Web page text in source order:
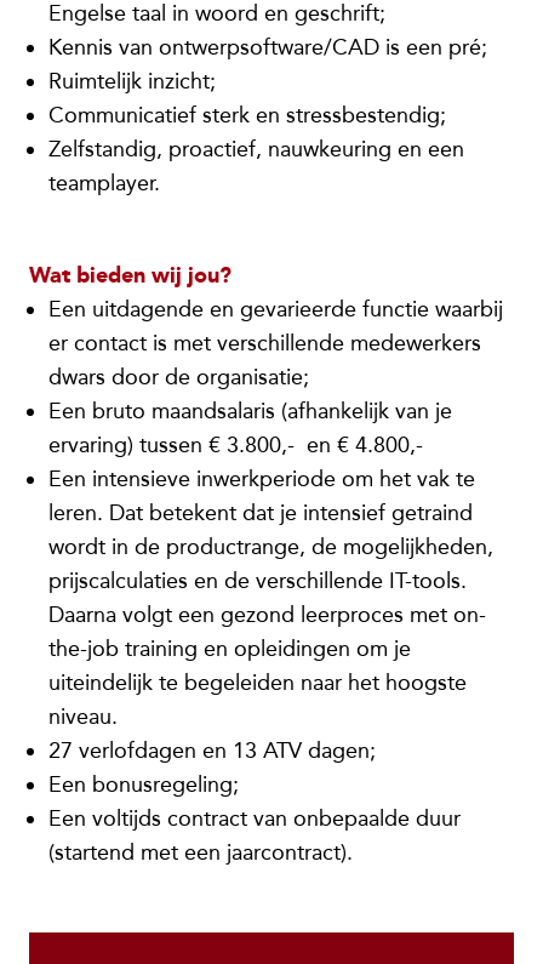
Engelse taal in woord en geschrift;
Kennis van ontwerpsoftware/CAD is een pré;
Ruimtelijk inzicht;
Communicatief sterk en stressbestendig;
Zelfstandig, proactief, nauwkeuring en een
teamplayer.
Wat bieden wij jou?
Een uitdagende en gevarieerde functie waarbij
er contact is met verschillende medewerkers
dwars door de organisatie;
Een bruto maandsalaris (afhankelijk van je
ervaring) tussen € 3.800,- en € 4.800,-
Een intensieve inwerkperiode om het vak te
leren. Dat betekent dat je intensief getraind
wordt in de productrange, de mogelijkheden,
prijscalculaties en de verschillende IT-tools.
Daarna volgt een gezond leerproces met on-
the-job training en opleidingen om je
uiteindelijk te begeleiden naar het hoogste
niveau.
27 verlofdagen en 13 ATV dagen;
Een bonusregeling;
Een voltijds contract van onbepaalde duur
(startend met een jaarcontract).